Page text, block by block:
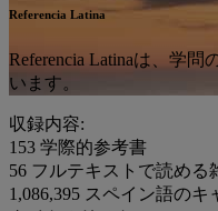
Referencia Latina
Referencia Latinaは、学
います。
収録内容:
153 学際的参考書
56 フルテキストで読める
1,086,395 スペイン語のキ